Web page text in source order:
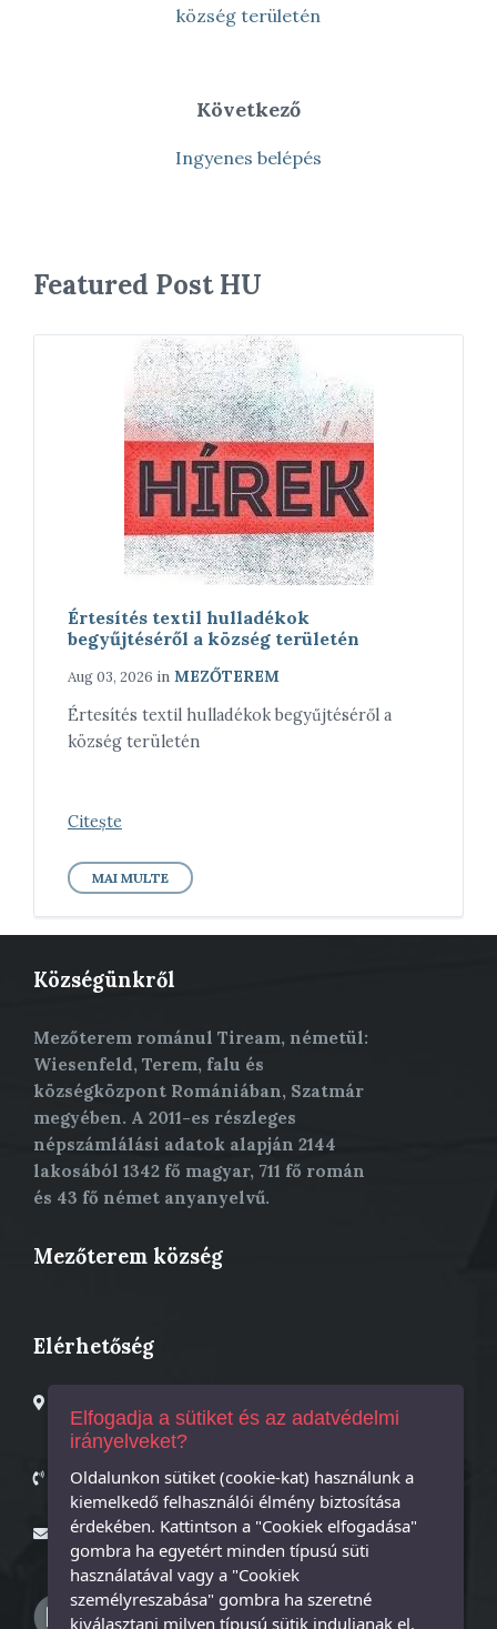
község területén
Következő
Ingyenes belépés
Featured Post HU
Értesítés textil hulladékok
begyűjtéséről a község területén
Aug 03, 2026 in MEZŐTEREM
Értesítés textil hulladékok begyűjtéséről a
község területén
Citește
MAI MULTE
Községünkről
Mezőterem románul Tiream, németül:
Wiesenfeld, Terem, falu és
községközpont Romániában, Szatmár
megyében. A 2011-es részleges
népszámlálási adatok alapján 2144
lakosából 1342 fő magyar, 711 fő román
és 43 fő német anyanyelvű.
Mezőterem község
Elérhetőség
25 szám;
postai irányítószám: 447325
Polgármester – 0261873601
Titkár – 0261873718
primaria@tiream.ro
Elfogadja a sütiket és az adatvédelmi
irányelveket?
Oldalunkon sütiket (cookie-kat) használunk a
kiemelkedő felhasználói élmény biztosítása
érdekében. Kattintson a "Cookiek elfogadása"
gombra ha egyetért minden típusú süti
használatával vagy a "Cookiek
személyreszabása" gombra ha szeretné
kiválasztani milyen típusú sütik induljanak el.